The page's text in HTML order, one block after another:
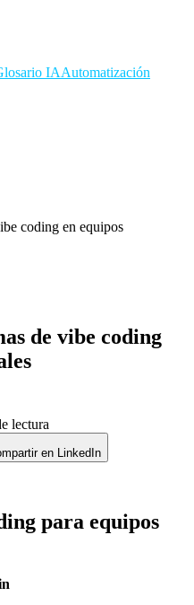
IAAutomatización
coding en equipos
de vibe coding
lectura
en LinkedIn
para equipos